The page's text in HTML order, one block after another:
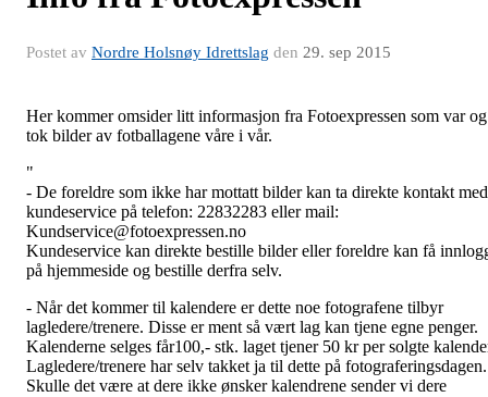
Postet av Nordre Holsnøy Idrettslag den 29. sep 2015
Her kommer omsider litt informasjon fra Fotoexpressen som var og
tok bilder av fotballagene våre i vår.
"
- De foreldre som ikke har mottatt bilder kan ta direkte kontakt med
kundeservice på telefon: 22832283 eller mail:
Kundservice@fotoexpressen.no
Kundeservice kan direkte bestille bilder eller foreldre kan få
på hjemmeside og bestille derfra selv.
- Når det kommer til kalendere er dette noe fotografene tilbyr
lagledere/trenere. Disse er ment så vært lag kan tjene egne penger.
Kalenderne selges får100,- stk. laget tjener 50 kr per solgte
Lagledere/trenere har selv takket ja til dette på fotograferingsdagen.
Skulle det være at dere ikke ønsker kalendrene sender vi dere